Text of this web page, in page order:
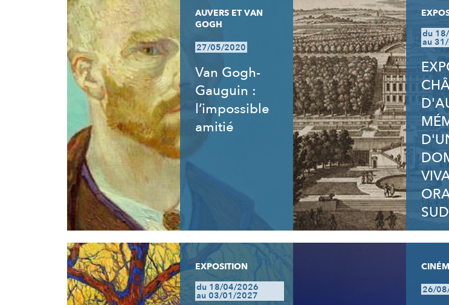
AUVERS ET VAN
GOGH
27/05/2020
Van Gogh-
Gauguin :
l’impossible
amitié
du
au
SUD
EXPOSITION
du 18/04/2026
au 03/01/2027
26/